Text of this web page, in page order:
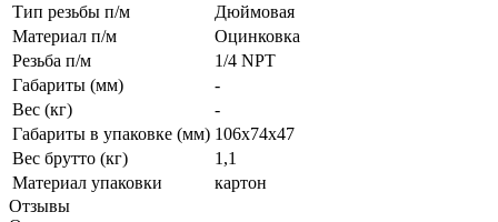
Тип резьбы п/м
Дюймовая
Материал п/м
Оцинковка
Резьба п/м
1/4 NPT
Габариты (мм)
-
Вес (кг)
-
Габариты в упаковке (мм) 106x74x47
Вес брутто (кг)
1,1
Материал упаковки
картон
Отзывы